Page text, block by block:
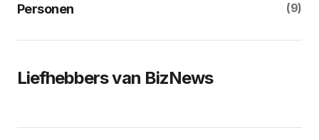
Personen (9)
Liefhebbers van BizNews